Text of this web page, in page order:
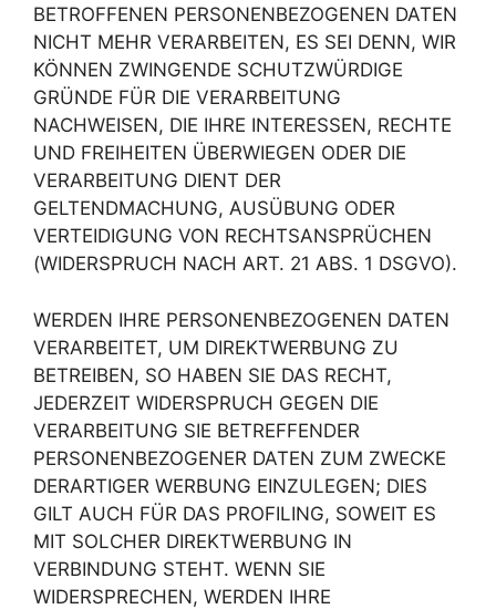
BETROFFENEN PERSONENBEZOGENEN DATEN
NICHT MEHR VERARBEITEN, ES SEI DENN, WIR
KÖNNEN ZWINGENDE SCHUTZWÜRDIGE
GRÜNDE FÜR DIE VERARBEITUNG
NACHWEISEN, DIE IHRE INTERESSEN, RECHTE
UND FREIHEITEN ÜBERWIEGEN ODER DIE
VERARBEITUNG DIENT DER
GELTENDMACHUNG, AUSÜBUNG ODER
VERTEIDIGUNG VON RECHTSANSPRÜCHEN
(WIDERSPRUCH NACH ART. 21 ABS. 1 DSGVO).
WERDEN IHRE PERSONENBEZOGENEN DATEN
VERARBEITET, UM DIREKTWERBUNG ZU
BETREIBEN, SO HABEN SIE DAS RECHT,
JEDERZEIT WIDERSPRUCH GEGEN DIE
VERARBEITUNG SIE BETREFFENDER
PERSONENBEZOGENER DATEN ZUM ZWECKE
DERARTIGER WERBUNG EINZULEGEN; DIES
GILT AUCH FÜR DAS PROFILING, SOWEIT ES
MIT SOLCHER DIREKTWERBUNG IN
VERBINDUNG STEHT. WENN SIE
WIDERSPRECHEN, WERDEN IHRE